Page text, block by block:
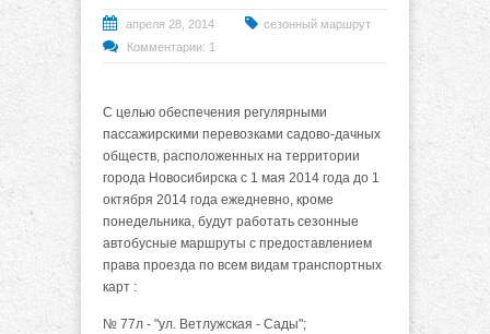
апреля 28, 2014
сезонный маршрут
Комментарии: 1
С целью обеспечения регулярными
пассажирскими перевозками садово-дачных
обществ, расположенных на территории
города Новосибирска с 1 мая 2014 года до 1
октября 2014 года ежедневно, кроме
понедельника, будут работать сезонные
автобусные маршруты с предоставлением
права проезда по всем видам транспортных
карт :
№ 77л - "ул. Ветлужская - Сады";